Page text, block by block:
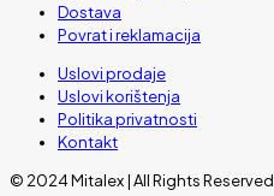
Dostava
Povrat i reklamacija
Uslovi prodaje
Uslovi korištenja
Politika privatnosti
Kontakt
© 2024 Mitalex | All Rights Reserved